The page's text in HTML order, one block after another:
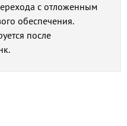
с отложенным
обеспечения.
после